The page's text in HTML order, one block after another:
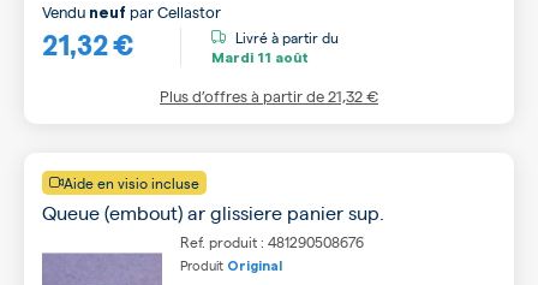
21,32 €
Vendu neuf parCellastor
Livré à partir du
Mardi 11 août
Plus d’offres à partir de21,32 €
Aide en visio incluse
Queue (embout) ar glissiere panier sup.
Ref. produit : 481290508676
Produit Original